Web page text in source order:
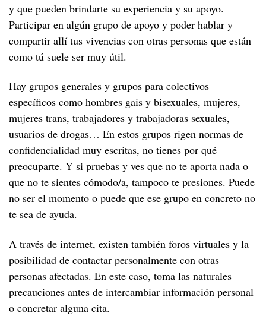
y que pueden brindarte su experiencia y su apoyo.
Participar en algún grupo de apoyo y poder hablar y
compartir allí tus vivencias con otras personas que están
como tú suele ser muy útil.
Hay grupos generales y grupos para colectivos
específicos como hombres gais y bisexuales, mujeres,
mujeres trans, trabajadores y trabajadoras sexuales,
usuarios de drogas… En estos grupos rigen normas de
confidencialidad muy escritas, no tienes por qué
preocuparte. Y si pruebas y ves que no te aporta nada o
que no te sientes cómodo/a, tampoco te presiones. Puede
no ser el momento o puede que ese grupo en concreto no
te sea de ayuda.
A través de internet, existen también foros virtuales y la
posibilidad de contactar personalmente con otras
personas afectadas. En este caso, toma las naturales
precauciones antes de intercambiar información personal
o concretar alguna cita.